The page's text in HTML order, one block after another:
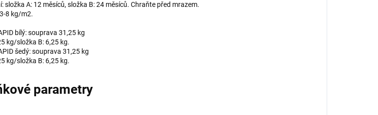
složka A: 12 měsíců, složka B: 24 měsíců. Chraňte před mrazem.
8 kg/m2.
bílý: souprava 31,25 kg
kg/složka B: 6,25 kg.
šedý: souprava 31,25 kg
kg/složka B: 6,25 kg.
parametry